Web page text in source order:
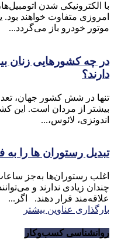
با الکترونیکی شدن
امروزی متفاوت خواهند
موتور خودرو باز می‌گردد...
در چه کشورهایی زنان
دارند؟
تنها در شش کشور جهان،
بیشتر از مردان است. این
اندونزی، لائوس،...
تبدیل رستوران‌ ها را
اغلب رستوران‌ها به‌جز
چندان زیادی ندارند و
علاقه‌مند قرار دهند. اگر...
بارگذاری عناوین بیشتر
روانشناسی کسب‌و‌کار